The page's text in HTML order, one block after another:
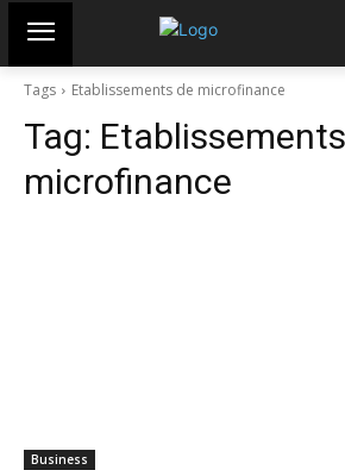
Tags Etablissements de microfinance
Tag:
microfinance
Business